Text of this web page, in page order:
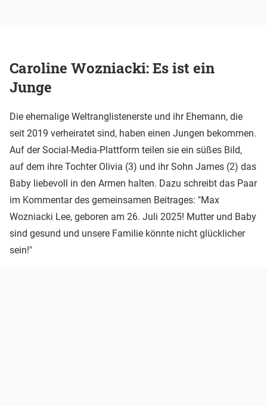
Caroline Wozniacki: Es ist ein
Junge
Die ehemalige Weltranglistenerste und ihr Ehemann, die
seit 2019 verheiratet sind, haben einen Jungen bekommen.
Auf der Social-Media-Plattform teilen sie ein süßes Bild,
auf dem ihre Tochter Olivia (3) und ihr Sohn James (2) das
Baby liebevoll in den Armen halten. Dazu schreibt das Paar
im Kommentar des gemeinsamen Beitrages: "Max
Wozniacki Lee, geboren am 26. Juli 2025! Mutter und Baby
sind gesund und unsere Familie könnte nicht glücklicher
sein!"